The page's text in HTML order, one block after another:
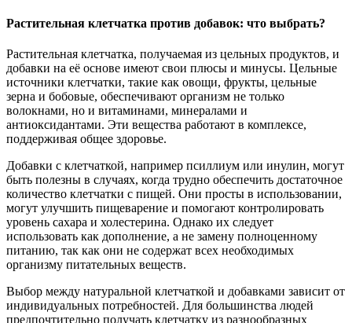
Растительная клетчатка против добавок: что выбрать?
Растительная клетчатка, получаемая из цельных продуктов, и
добавки на её основе имеют свои плюсы и минусы. Цельные
источники клетчатки, такие как овощи, фрукты, цельные
зерна и бобовые, обеспечивают организм не только
волокнами, но и витаминами, минералами и
антиоксидантами. Эти вещества работают в комплексе,
поддерживая общее здоровье.
Добавки с клетчаткой, например псиллиум или инулин, могут
быть полезны в случаях, когда трудно обеспечить достаточное
количество клетчатки с пищей. Они просты в использовании,
могут улучшить пищеварение и помогают контролировать
уровень сахара и холестерина. Однако их следует
использовать как дополнение, а не замену полноценному
питанию, так как они не содержат всех необходимых
организму питательных веществ.
Выбор между натуральной клетчаткой и добавками зависит от
индивидуальных потребностей. Для большинства людей
предпочтительно получать клетчатку из разнообразных